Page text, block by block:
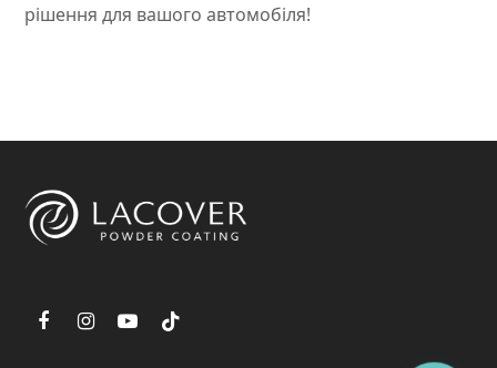
рішення для вашого автомобіля!
I
T